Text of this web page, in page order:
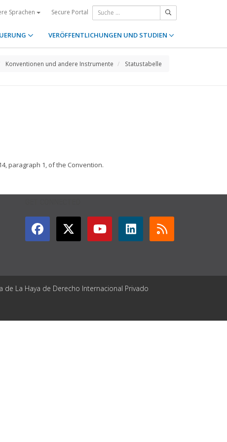
Sprachen Secure Portal
VERÖFFENTLICHUNGEN UND STUDIEN
Konventionen und andere Instrumente Statustabelle
paragraph 1, of the Convention.
La Haya de Derecho Internacional Privado